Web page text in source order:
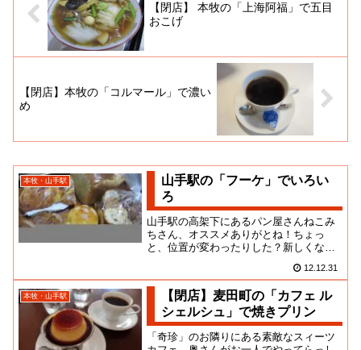
【閉店】 本牧の「上海阿福」で五目
おこげ
【閉店】本牧の「コルマール」で濃い
め
本牧・山手駅
山手駅の「フーケ」でいろい
ろ
山手駅の高架下にあるパン屋さんねこみ
ちさん、オススメありがとね！ちょっ
と、位置が変わったりした？新しくなっ
うような気もするな。この日は平...12.12.31
本牧・山手駅
【閉店】麦田町の「カフェ ル
シェルシュ」で焼きプリン
「奇珍」のお隣りにある素敵なスィーツ